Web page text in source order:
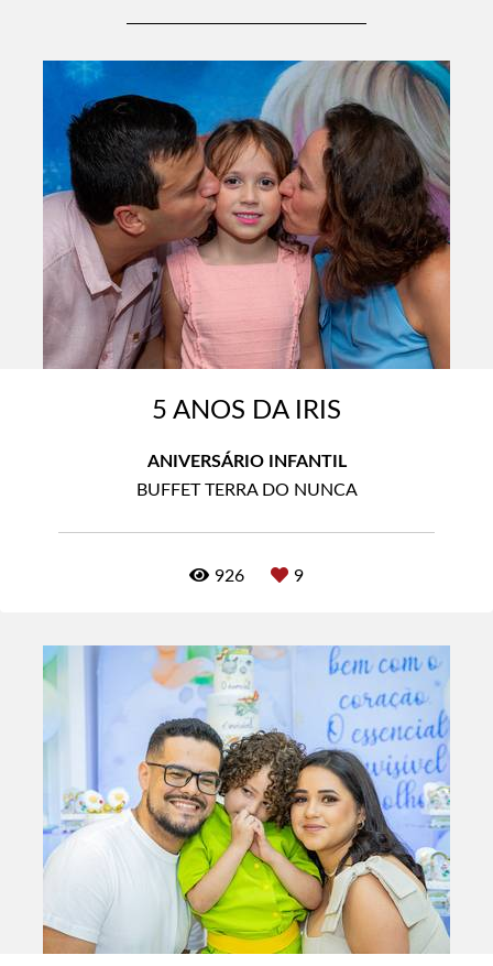
5 ANOS DA IRIS
ANIVERSÁRIO INFANTIL
BUFFET TERRA DO NUNCA
926 9